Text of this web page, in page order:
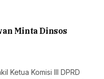
Minta Dinsos
Ketua Komisi III DPRD